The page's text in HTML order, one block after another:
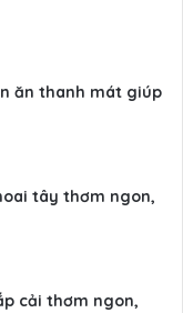
ăn thanh mát giúp
tây thơm ngon,
cải thơm ngon,